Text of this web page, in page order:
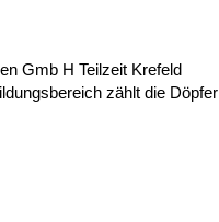
Gmb H Teilzeit Krefeld
zählt die Döpfer